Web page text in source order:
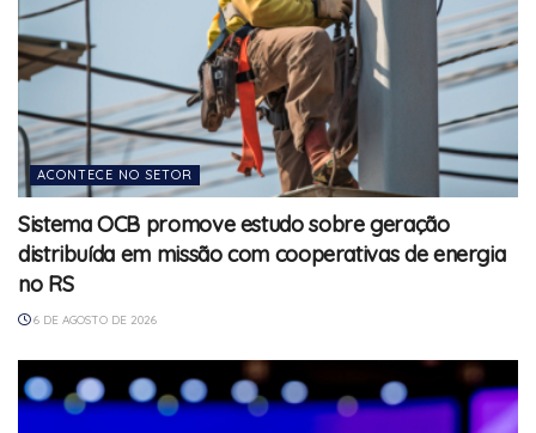
ACONTECE NO SETOR
Sistema OCB promove estudo sobre geração
distribuída em missão com cooperativas de energia
no RS
6 DE AGOSTO DE 2026